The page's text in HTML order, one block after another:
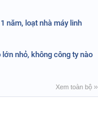
năm, loạt nhà máy linh
nhỏ, không công ty nào
Xem toàn bộ ››